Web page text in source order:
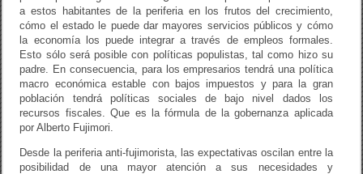
a estos habitantes de la periferia en los frutos del crecimiento,
cómo el estado le puede dar mayores servicios públicos y cómo
la economía los puede integrar a través de empleos formales.
Esto sólo será posible con políticas populistas, tal como hizo su
padre. En consecuencia, para los empresarios tendrá una política
macro económica estable con bajos impuestos y para la gran
población tendrá políticas sociales de bajo nivel dados los
recursos fiscales. Que es la fórmula de la gobernanza aplicada
por Alberto Fujimori.
Desde la periferia anti-fujimorista, las expectativas oscilan entre la
posibilidad de una mayor atención a sus necesidades y